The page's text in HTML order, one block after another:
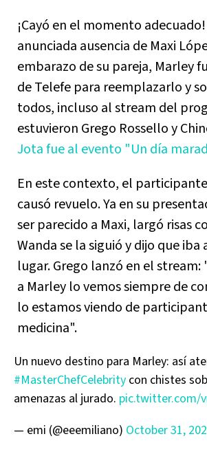
¡Cayó en el momento
anunciada ausencia de Maxi
embarazo de su pareja, Marley
de Telefe para reemplazarlo y
todos, incluso al stream del
estuvieron Grego Rossello y
Jota fue al evento "Un día
En este contexto, el
causó revuelo. Ya en su
ser parecido a Maxi, largó risas
Wanda se la siguió y dijo que iba
lugar. Grego lanzó en el stream:
a Marley lo vemos siempre de
lo estamos viendo de
medicina".
Un nuevo destino para Marley: así
#MasterChefCelebrity con chistes
amenazas al jurado. pic.twitter.com/
— emi (@eeemiliano) October 31,